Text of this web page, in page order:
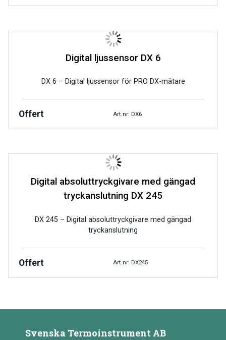
Digital ljussensor DX 6
DX 6 – Digital ljussensor för PRO DX-mätare
Offert Art.nr: DX6
Digital absoluttryckgivare med gängad
tryckanslutning DX 245
DX 245 – Digital absoluttryckgivare med gängad
tryckanslutning
Offert Art.nr: DX245
Svenska Termoinstrument AB